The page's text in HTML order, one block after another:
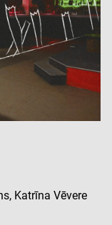
Katrīna Vēvere